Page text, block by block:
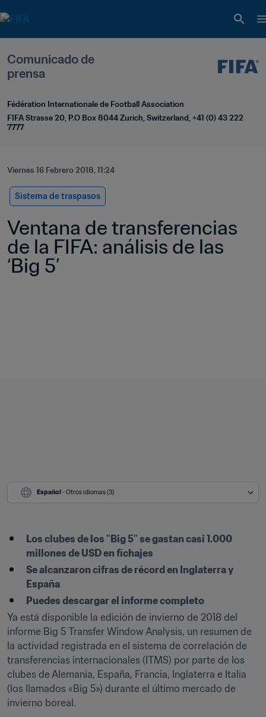
Comunicado de
prensa
Fédération Internationale de Football Association
FIFA Strasse 20, P.O Box 8044 Zurich, Switzerland, +41 (0) 43 222
7777
Viernes 16 Febrero 2018, 11:24
Sistema de traspasos
Ventana de transferencias
de la FIFA: análisis de las
‘Big 5’
Español - Otros idiomas (3)
Los clubes de los "Big 5" se gastan casi 1.000
millones de USD en fichajes
Se alcanzaron cifras de récord en Inglaterra y
España
Puedes descargar el informe completo
Ya está disponible la edición de invierno de 2018 del
informe Big 5 Transfer Window Analysis, un resumen de
la actividad registrada en el sistema de correlación de
transferencias internacionales (ITMS) por parte de los
clubes de Alemania, España, Francia, Inglaterra e Italia
(los llamados «Big 5») durante el último mercado de
invierno boreal.